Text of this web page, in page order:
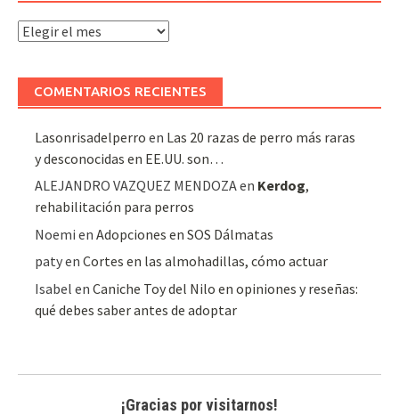
Archivo
COMENTARIOS RECIENTES
Lasonrisadelperro en Las 20 razas de perro más raras
y desconocidas en EE.UU. son…
ALEJANDRO VAZQUEZ MENDOZAen Kerdog,
rehabilitación para perros
Noemi enAdopciones en SOS Dálmatas
patyenCortes en las almohadillas, cómo actuar
Isabel enCaniche Toy del Nilo en opiniones y reseñas:
qué debes saber antes de adoptar
¡Gracias por visitarnos!